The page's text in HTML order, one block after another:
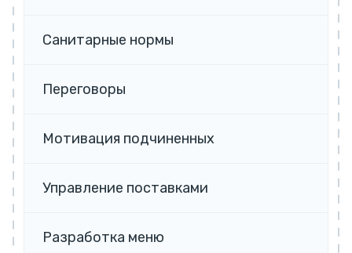
Санитарные нормы
Переговоры
Мотивация подчиненных
Управление поставками
Разработка меню